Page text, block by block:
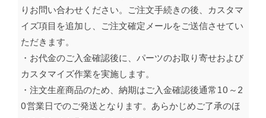
りお問い合わせください。ご注文手続きの後、カスタマ
イズ項目を追加し、ご注文確定メールをご送信させてい
ただきます。
・お代金のご入金確認後に、パーツのお取り寄せおよび
カスタマイズ作業を実施します。
・注文生産商品のため、納期はご入金確認後通常10～2
0営業日でのご発送となります。あらかじめご了承のほ